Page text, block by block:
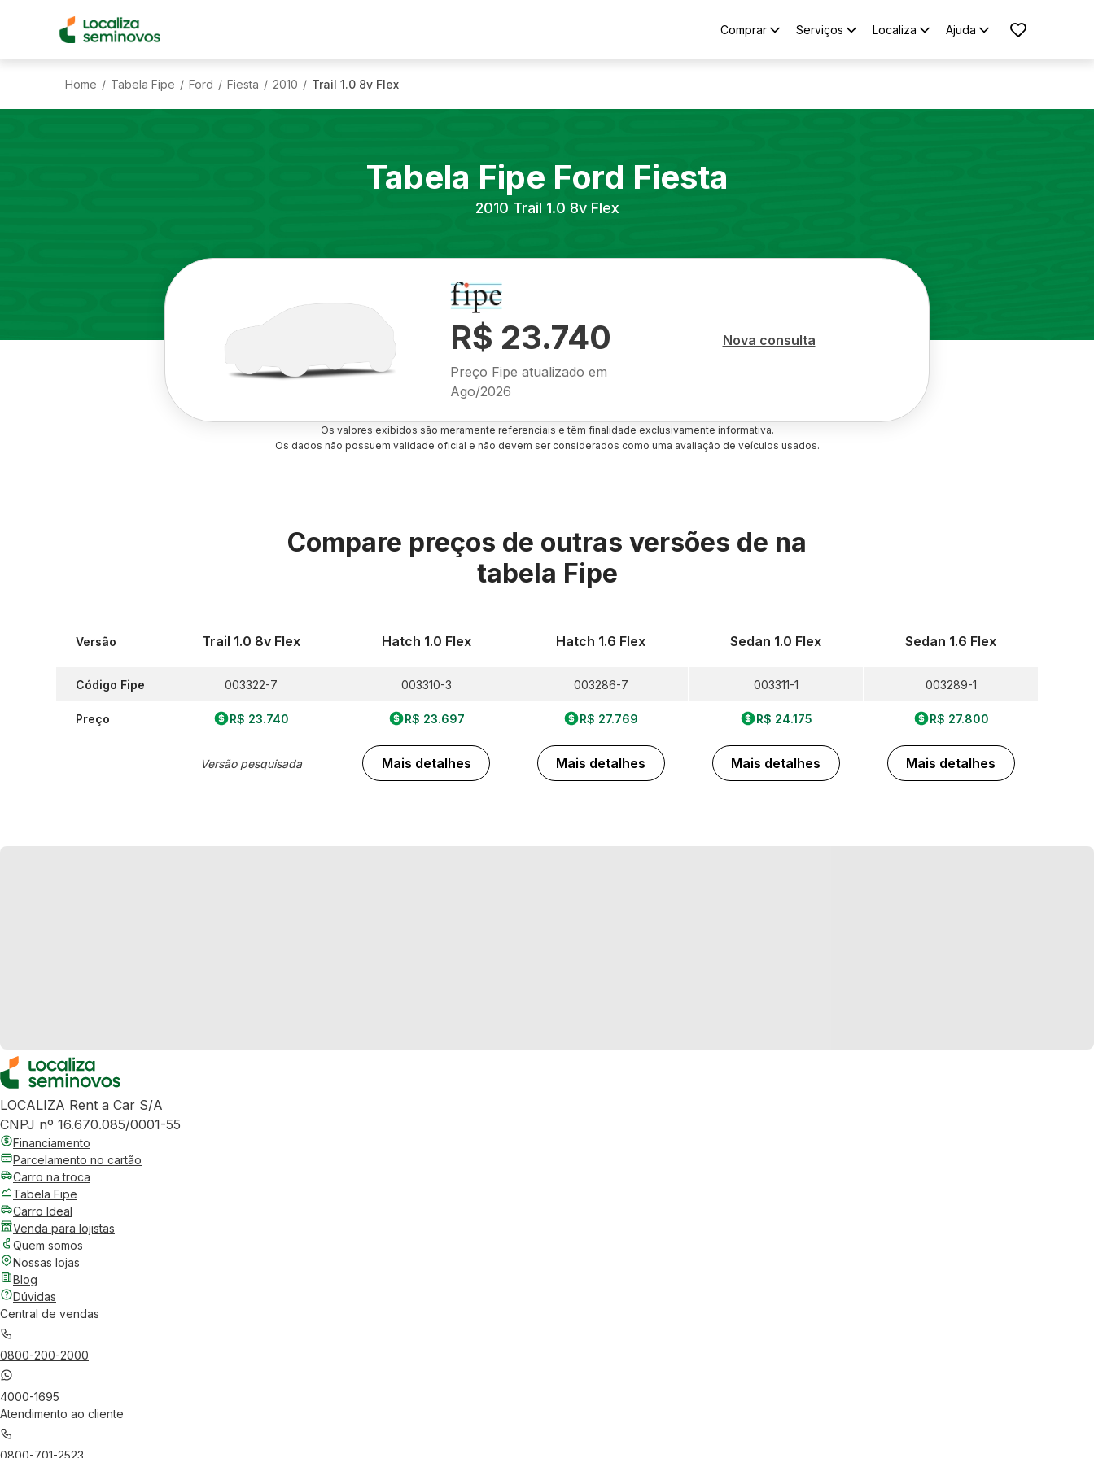
Comprar Serviços Localiza Ajuda
Home / Tabela Fipe / Ford / Fiesta / 2010 / Trail 1.0 8v Flex
Tabela Fipe Ford Fiesta
2010 Trail 1.0 8v Flex
R$ 23.740
Preço Fipe atualizado em
Ago/2026
Nova consulta
Os valores exibidos são meramente referenciais e têm finalidade exclusivamente informativa.
Os dados não possuem validade oficial e não devem ser considerados como uma avaliação de veículos usados.
Compare preços de outras versões de na
tabela Fipe
Versão
Código Fipe
Preço
Trail 1.0 8v Flex
003322-7
R$ 23.740
Versão pesquisada
Hatch 1.0 Flex
003310-3
R$ 23.697
Mais detalhes
Hatch 1.6 Flex
003286-7
R$ 27.769
Mais detalhes
Sedan 1.0 Flex
003311-1
R$ 24.175
Mais detalhes
Sedan 1.6 Flex
003289-1
R$ 27.800
Mais detalhes
LOCALIZA Rent a Car S/A
CNPJ nº 16.670.085/0001-55
Financiamento
Parcelamento no cartão
Carro na troca
Tabela Fipe
Carro Ideal
Venda para lojistas
Quem somos
Nossas lojas
Blog
Dúvidas
Central de vendas
0800-200-2000
4000-1695
Atendimento ao cliente
0800-701-2523